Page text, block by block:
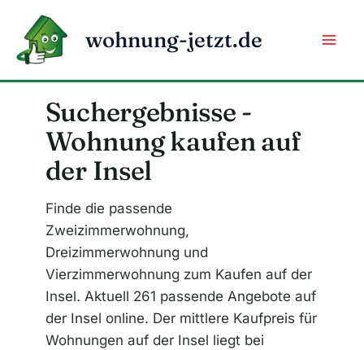
Inhalt
springen
wohnung-jetzt.de
Suchergebnisse -
Wohnung kaufen auf
der Insel
Finde die passende
Zweizimmerwohnung,
Dreizimmerwohnung und
Vierzimmerwohnung zum Kaufen auf der
Insel. Aktuell 261 passende Angebote auf
der Insel online. Der mittlere Kaufpreis für
Wohnungen auf der Insel liegt bei